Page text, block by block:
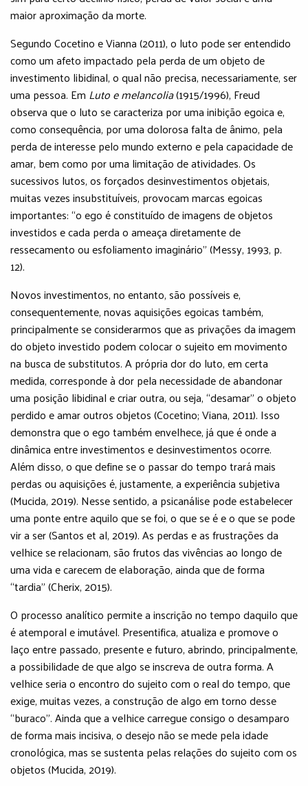
maior aproximação da morte.
Segundo Cocetino e Vianna (2011), o luto pode ser entendido
como um afeto impactado pela perda de um objeto de
investimento libidinal, o qual não precisa, necessariamente, ser
uma pessoa. Em Luto e melancolia(1915/1996), Freud
observa que o luto se caracteriza por uma inibição egoica e,
como consequência, por uma dolorosa falta de ânimo, pela
perda de interesse pelo mundo externo e pela capacidade de
amar, bem como por uma limitação de atividades. Os
sucessivos lutos, os forçados desinvestimentos objetais,
muitas vezes insubstituíveis, provocam marcas egoicas
importantes: “o ego é constituído de imagens de objetos
investidos e cada perda o ameaça diretamente de
ressecamento ou esfoliamento imaginário” (Messy, 1993, p.
12).
Novos investimentos, no entanto, são possíveis e,
consequentemente, novas aquisições egoicas também,
principalmente se considerarmos que as privações da imagem
do objeto investido podem colocar o sujeito em movimento
na busca de substitutos. A própria dor do luto, em certa
medida, corresponde à dor pela necessidade de abandonar
uma posição libidinal e criar outra, ou seja, “desamar” o objeto
perdido e amar outros objetos (Cocetino; Viana, 2011). Isso
demonstra que o ego também envelhece, já que é onde a
dinâmica entre investimentos e desinvestimentos ocorre.
Além disso, o que define se o passar do tempo trará mais
perdas ou aquisições é, justamente, a experiência subjetiva
(Mucida, 2019). Nesse sentido, a psicanálise pode estabelecer
uma ponte entre aquilo que se foi, o que se é e o que se pode
vir a ser (Santos et al, 2019). As perdas e as frustrações da
velhice se relacionam, são frutos das vivências ao longo de
uma vida e carecem de elaboração, ainda que de forma
“tardia” (Cherix, 2015).
O processo analítico permite a inscrição no tempo daquilo que
é atemporal e imutável. Presentifica, atualiza e promove o
laço entre passado, presente e futuro, abrindo, principalmente,
a possibilidade de que algo se inscreva de outra forma. A
velhice seria o encontro do sujeito com o real do tempo, que
exige, muitas vezes, a construção de algo em torno desse
“buraco”. Ainda que a velhice carregue consigo o desamparo
de forma mais incisiva, o desejo não se mede pela idade
cronológica, mas se sustenta pelas relações do sujeito com os
objetos (Mucida, 2019).